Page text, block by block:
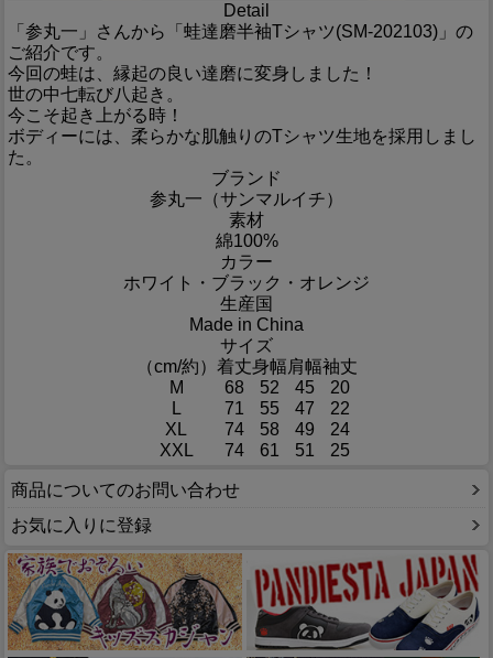
Detail
「参丸一」さんから「蛙達磨半袖Tシャツ(SM-202103)」の
ご紹介です。
今回の蛙は、縁起の良い達磨に変身しました！
世の中七転び八起き。
今こそ起き上がる時！
ボディーには、柔らかな肌触りのTシャツ生地を採用しまし
た。
ブランド
参丸一（サンマルイチ）
素材
綿100%
カラー
ホワイト・ブラック・オレンジ
生産国
Made in China
サイズ
（cm/約） 着丈身幅肩幅袖丈
M
68 52 45
20
L
71 55 47
22
XL
74 58 49
24
XXL
74 61 51 25
商品についてのお問い合わせ
お気に入りに登録